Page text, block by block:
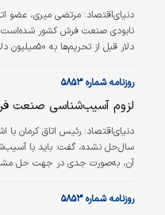
دنیای‌اقتصاد: مرتضی میری، عضو
دلار قبل از تحریم‌ها به ۵۰‌میلیون دلار در سال‌گذشته رسیده‌است.
روزنامه شماره ۵۸۵۳
لزوم آسیب‌شناسی صنعت
سال‌حل نشده، گفت: باید با
آن، به‌‌‌‌‌‌‌صورت جدی در جهت حل
روزنامه شماره ۵۸۵۳